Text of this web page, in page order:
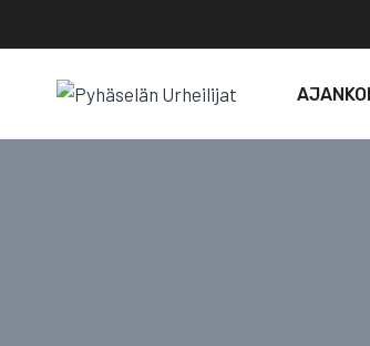
sisältöön